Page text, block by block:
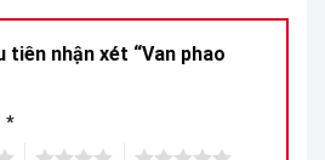
tiên nhận xét “Van phao
*